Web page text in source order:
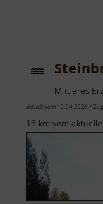
Mittleres
aktuell vom 13.04.2026 /
16 km vom